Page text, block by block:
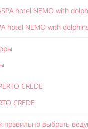
hotel NEMO with dolphins
CREDE